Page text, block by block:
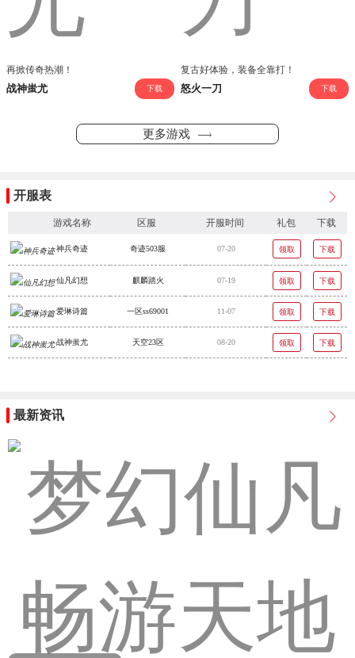
再掀传奇热潮！
战神蚩尤 下载
复古好体验，装备全靠打！
怒火一刀 下载
更多游戏
开服表
游戏名称 区服 开服时间 礼包 下载
神兵奇迹 奇迹503服 07-20 领取 下载
仙凡幻想 麒麟踏火 07-19 领取 下载
爱琳诗篇 一区ss69001 11-07 领取 下载
战神蚩尤 天空23区 08-20 领取 下载
最新资讯